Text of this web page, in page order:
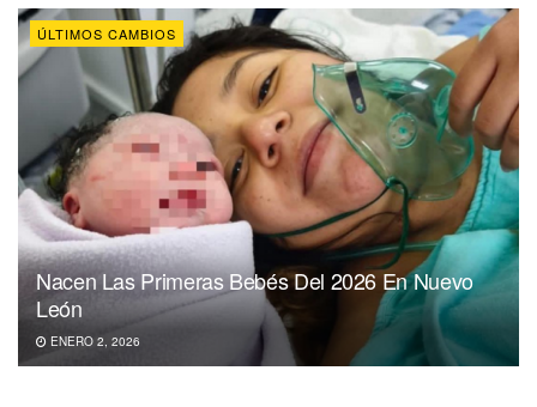
ÚLTIMOS CAMBIOS
Nacen Las Primeras Bebés Del 2026 En Nuevo
León
ENERO 2, 2026